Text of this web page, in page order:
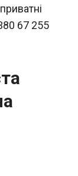
67 255